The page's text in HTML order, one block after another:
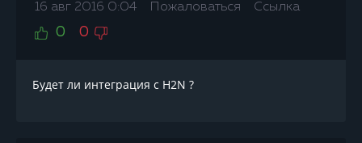
16 авг 2016 0:04 Пожаловаться Ссылка
0 0
Будет ли интеграция с H2N ?